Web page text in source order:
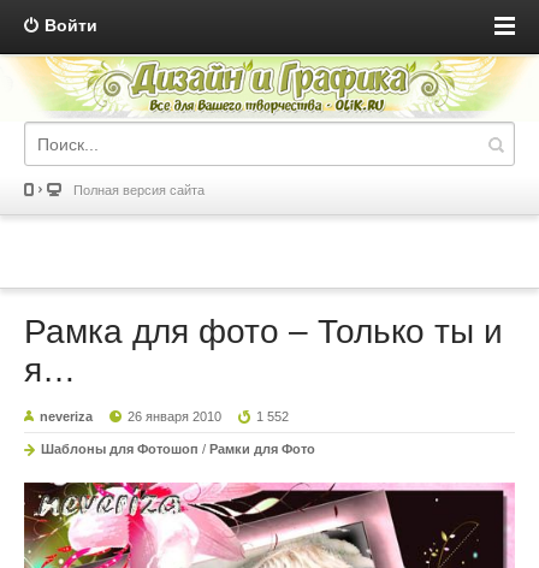
Войти
Полная версия сайта
Рамка для фото – Только ты и
я…
neveriza 26 января 2010 1 552
Шаблоны для Фотошоп / Рамки для Фото